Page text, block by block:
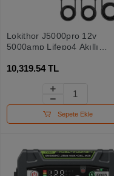
Lokithor J5000pro 12v
5000amp Lifepo4 Akıllı
+ Led Lamba
10,319.54 TL
Sepete Ekle